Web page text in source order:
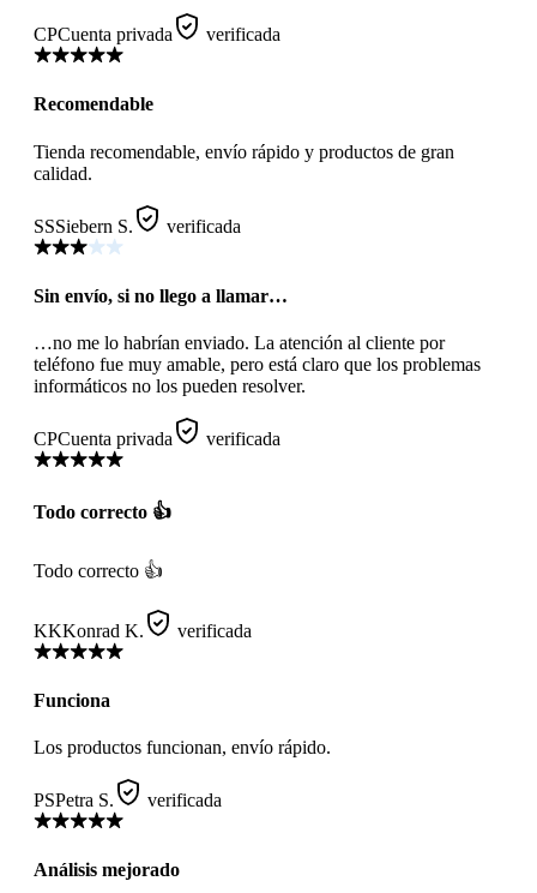
CPCuenta privada verificada
Recomendable
Tienda recomendable, envío rápido y productos de gran
calidad.
SSSiebern S. verificada
Sin envío, si no llego a llamar…
…no me lo habrían enviado. La atención al cliente por
teléfono fue muy amable, pero está claro que los problemas
informáticos no los pueden resolver.
CPCuenta privada verificada
Todo correcto 👍
Todo correcto 👍
KKKonrad K. verificada
Funciona
Los productos funcionan, envío rápido.
PSPetra S. verificada
Análisis mejorado